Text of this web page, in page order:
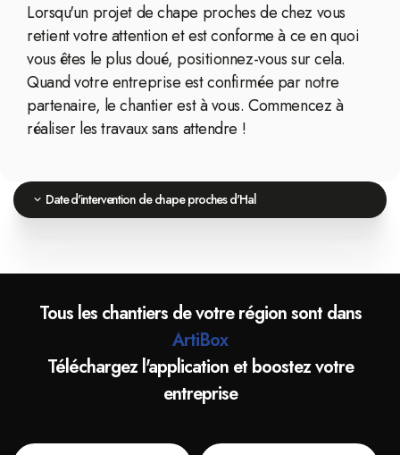
Lorsqu'un projet de chape proches de chez vous
retient votre attention et est conforme à ce en quoi
vous êtes le plus doué, positionnez-vous sur cela.
Quand votre entreprise est confirmée par notre
partenaire, le chantier est à vous. Commencez à
réaliser les travaux sans attendre !
Date d'intervention de chape proches d'Hal
Tous les chantiers de votre région sont dans
ArtiBox
Téléchargez l'application et boostez votre
entreprise